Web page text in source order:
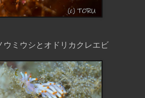
ウミウシとオドリカクレエビ